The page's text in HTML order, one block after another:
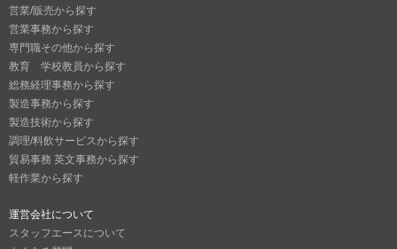
営業/販売から探す
営業事務から探す
専門職その他から探す
教育 学校教員から探す
総務経理事務から探す
製造事務から探す
製造技術から探す
調理/料飲サービスから探す
貿易事務 英文事務から探す
軽作業から探す
運営会社について
スタッフエースについて